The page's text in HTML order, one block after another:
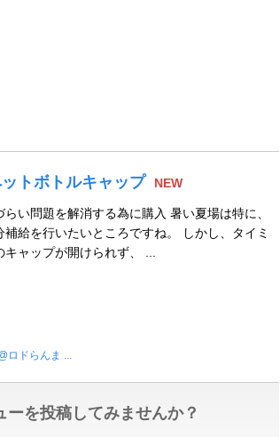
トボトルキャップ NEW
い問題を解消する為に購入 暑い夏場は特に、
給を行いたいところですね。 しかし、タイミ
ャップが開けられず、 ...
ロドらんま ...
を投稿してみませんか？